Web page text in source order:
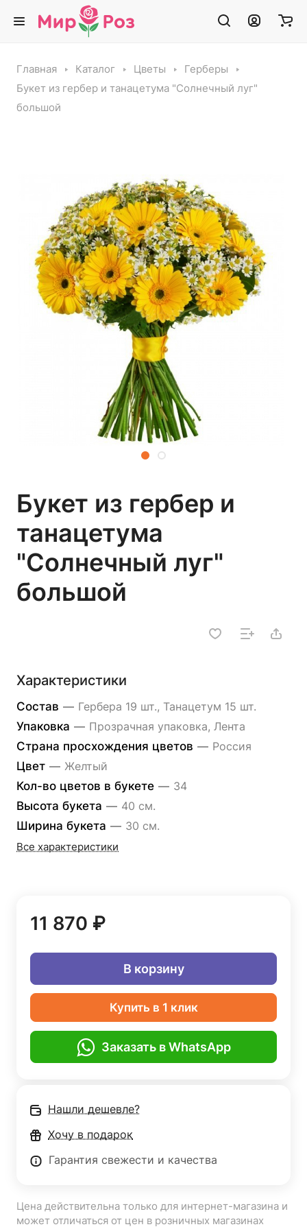
Главная Каталог Цветы
Герберы
Букет из гербер и танацетума "Солнечный луг"
большой
Букет из гербер и
танацетума
"Солнечный луг"
большой
Характеристики
Состав — Гербера 19 шт., Танацетум 15 шт.
Упаковка — Прозрачная упаковка, Лента
Страна просхождения цветов — Россия
Цвет — Желтый
Кол-во цветов в букете — 34
Высота букета — 40 см.
Ширина букета — 30 см.
Все характеристики
11 870 ₽
В корзину
Купить в 1 клик
Заказать в WhatsApp
Нашли дешевле?
Хочу в подарок
Гарантия свежести и качества
Цена действительна только для интернет-магазина и
может отличаться от цен в розничных магазинах